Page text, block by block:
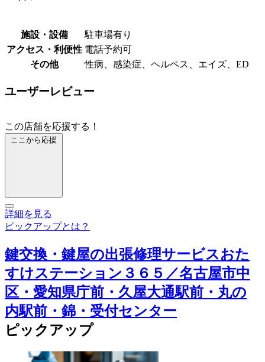
施設・設備
駐車場有り
アクセス・利便性 電話予約可
その他
性病、感染症、ヘルペス、エイズ、ED
ユーザーレビュー
この店舗を応援する！
ここから応援
詳細を見る
ピックアップとは？
鍵交換・鍵屋の出張修理サービスおた
すけステーション３６５／名古屋市中
区・愛知県庁前・久屋大通駅前・丸の
内駅前・錦・受付センター
ピックアップ